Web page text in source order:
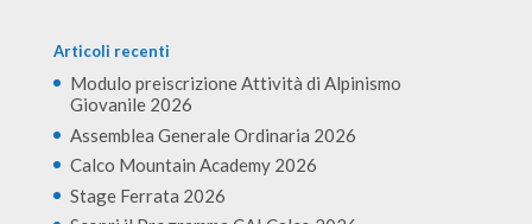
Articoli recenti
Modulo preiscrizione Attività di Alpinismo
Giovanile 2026
Assemblea Generale Ordinaria 2026
Calco Mountain Academy 2026
Stage Ferrata 2026